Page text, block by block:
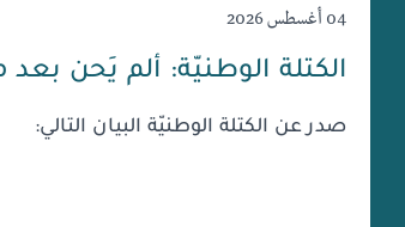
04 أغسطس 2026
الكتلة الوطنيّة: ألم يَحن بعد
صدر عن الكتلة الوطنيّة البيان التالي: